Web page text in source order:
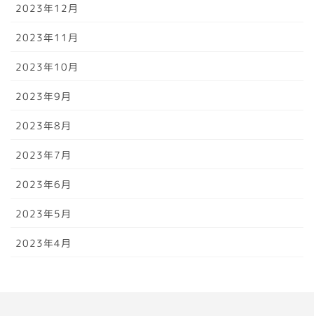
2023年12月
2023年11月
2023年10月
2023年9月
2023年8月
2023年7月
2023年6月
2023年5月
2023年4月